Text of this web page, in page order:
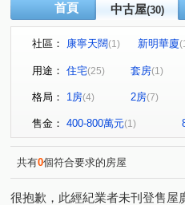
首頁 中古屋(30)
社區： 康寧天闊(1) 新明華廈
長耀GLORY
(1)
雅苑(1) 錦和麗園
點石天湖(1) 福邸龍門
康寧路三段(3) 新明路
成功路五段(1)
新台五路二段(1) 明水
內湖路一段(1) 樟樹二
用途： 住宅(25) 套房(1)
格局： 1房(4) 2房(7)
售金： 400-800萬元(1)
共有0個符合要求的房屋
很抱歉，此經紀業者未刊登售屋